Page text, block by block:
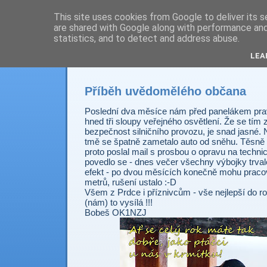
Prdec - Pardubice
Příběh uvědomělého občana
Poslední dva měsíce nám před panelákem
hned tři sloupy veřejného osvětlení. Že se tím
bezpečnost silničního provozu, je snad jasné.
tmě se špatně zametalo auto od sněhu.
proto poslal mail s prosbou o opravu na
povedlo se - dnes večer všechny výbojky
efekt - po dvou měsících konečně mohu
metrů, rušení ustalo :-D
Všem z Prdce i příznivcům - vše nejlepší do
(nám) to vysílá !!!
Bobeš OK1NZJ
This site uses cookies from Google to deliver its
are shared with Google along with performance
statistics, and to detect and address abuse.